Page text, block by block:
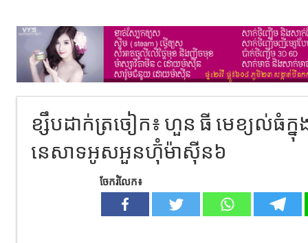
ខ្សឹបដាក់ត្រចៀក៖ ហួន ធី មេខ្យល់ធំក្
នេសាទអូសអួនហ៊ុំម៉ាស៊ីន៦
ចែករំលែក៖